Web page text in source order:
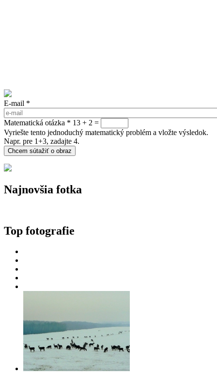
E-mail *
Matematická otázka * 13 + 2 =
Vyriešte tento jednoduchý matematický problém a vložte výsledok.
Napr. pre 1+3, zadajte 4.
Najnovšia fotka
Top fotografie